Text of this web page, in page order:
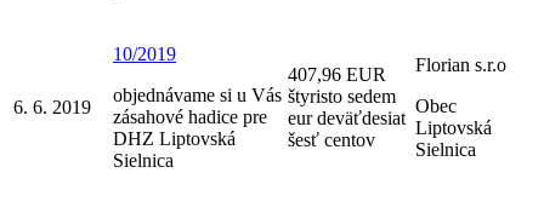
6. 6. 2019
10/2019
objednávame si u Vás
zásahové hadice pre
DHZ Liptovská
Sielnica
407,96 EUR
štyristo sedem
eur deväťdesiat
šesť centov
Florian s.r.o
Obec
Liptovská
Sielnica